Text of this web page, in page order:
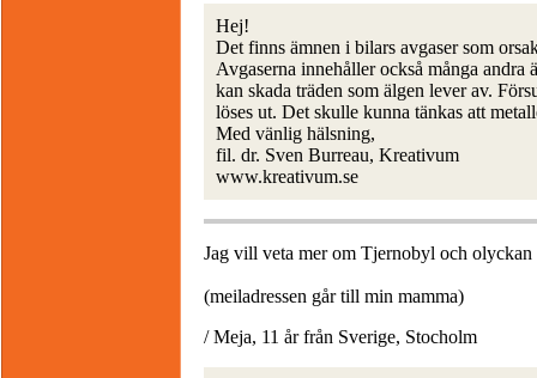
Hej!
Det finns ämnen i bilars avgaser som
Avgaserna innehåller också många
kan skada träden som älgen lever av.
löses ut. Det skulle kunna tänkas att
Med vänlig hälsning,
fil. dr. Sven Burreau, Kreativum
www.kreativum.se
Jag vill veta mer om Tjernobyl och olyckan
(meiladressen går till min mamma)
/ Meja, 11 år från Sverige, Stocholm